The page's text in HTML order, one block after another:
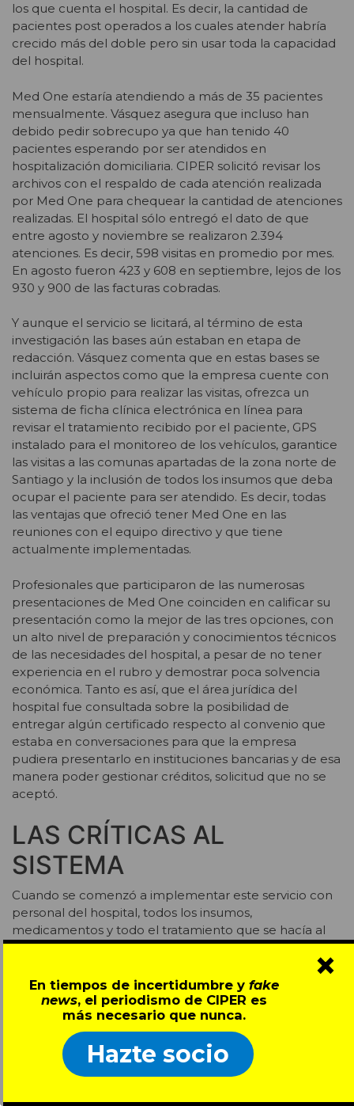
En tiempos de incertidumbre y fake
news, el periodismo de CIPER es
más necesario que nunca.
Hazte socio
×
los que cuenta el hospital. Es decir, la cantidad de
pacientes post operados a los cuales atender habría
crecido más del doble pero sin usar toda la capacidad
del hospital.
Med One estaría atendiendo a más de 35 pacientes
mensualmente. Vásquez asegura que incluso han
debido pedir sobrecupo ya que han tenido 40
pacientes esperando por ser atendidos en
hospitalización domiciliaria. CIPER solicitó revisar los
archivos con el respaldo de cada atención realizada
por Med One para chequear la cantidad de atenciones
realizadas. El hospital sólo entregó el dato de que
entre agosto y noviembre se realizaron 2.394
atenciones. Es decir, 598 visitas en promedio por mes.
En agosto fueron 423 y 608 en septiembre, lejos de los
930 y 900 de las facturas cobradas.
Y aunque el servicio se licitará, al término de esta
investigación las bases aún estaban en etapa de
redacción. Vásquez comenta que en estas bases se
incluirán aspectos como que la empresa cuente con
vehículo propio para realizar las visitas, ofrezca un
sistema de ficha clínica electrónica en línea para
revisar el tratamiento recibido por el paciente, GPS
instalado para el monitoreo de los vehículos, garantice
las visitas a las comunas apartadas de la zona norte de
Santiago y la inclusión de todos los insumos que deba
ocupar el paciente para ser atendido. Es decir, todas
las ventajas que ofreció tener Med One en las
reuniones con el equipo directivo y que tiene
actualmente implementadas.
Profesionales que participaron de las numerosas
presentaciones de Med One coinciden en calificar su
presentación como la mejor de las tres opciones, con
un alto nivel de preparación y conocimientos técnicos
de las necesidades del hospital, a pesar de no tener
experiencia en el rubro y demostrar poca solvencia
económica. Tanto es así, que el área jurídica del
hospital fue consultada sobre la posibilidad de
entregar algún certificado respecto al convenio que
estaba en conversaciones para que la empresa
pudiera presentarlo en instituciones bancarias y de esa
manera poder gestionar créditos, solicitud que no se
aceptó.
LAS CRÍTICAS AL
SISTEMA
Cuando se comenzó a implementar este servicio con
personal del hospital, todos los insumos,
medicamentos y todo el tratamiento que se hacía al
paciente tenía que financiarlo el hospital, lo que a
todas luces lo hacía un mal negocio. Pero a partir de
este año, la hospitalización domiciliaria comenzó a ser
una prestación valorada, es decir, cubierta por Fonasa,
que paga al hospital $17.200 por cada cama utilizada.
Este pago por parte de Fonasa se mantiene aunque la
prestación esté cubierta por una empresa externa.